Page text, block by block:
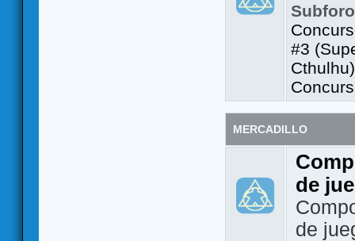
#3
Cthulhu)
MERCADILLO
de
de